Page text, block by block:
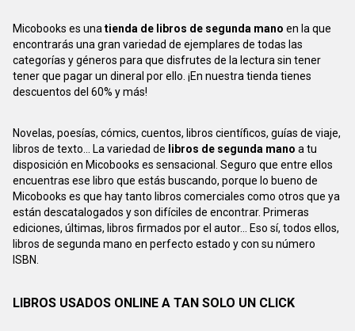
Micobooks es unatienda de libros de segunda mano en la que
encontrarás una gran variedad de ejemplares de todas las
categorías y géneros para que disfrutes de la lectura sin tener
tener que pagar un dineral por ello. ¡En nuestra tienda tienes
descuentos del 60% y más!
Novelas, poesías, cómics, cuentos, libros científicos, guías de viaje,
libros de texto... La variedad de libros de segunda mano a tu
disposición en Micobooks es sensacional. Seguro que entre ellos
encuentras ese libro que estás buscando, porque lo bueno de
Micobooks es que hay tanto libros comerciales como otros que ya
están descatalogados y son difíciles de encontrar. Primeras
ediciones, últimas, libros firmados por el autor... Eso sí, todos ellos,
libros de segunda mano en perfecto estado y con su número
ISBN.
LIBROS USADOS ONLINE A TAN SOLO UN CLICK